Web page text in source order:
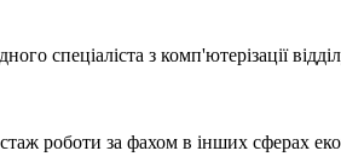
спеціаліста з комп'ютерізації
стаж роботи за фахом в інших сферах